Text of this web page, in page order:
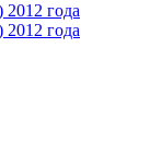
2012 года
2012 года